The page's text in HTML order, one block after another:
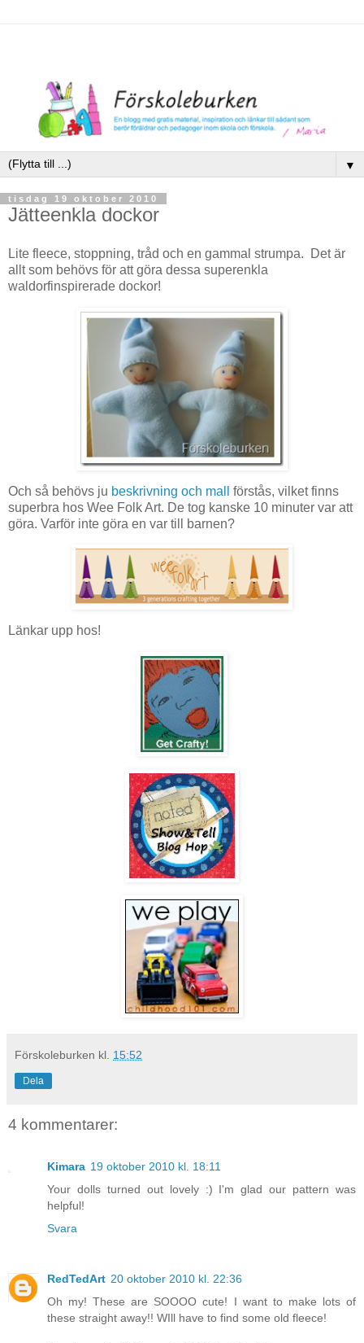
▼
tisdag 19 oktober 2010
Jätteenkla dockor
Lite fleece, stoppning, tråd och en gammal strumpa. Det är
allt som behövs för att göra dessa superenkla
waldorfinspirerade dockor!
Och så behövs ju beskrivning och mall
förstås, vilket finns
superbra hos Wee Folk Art. De tog kanske 10 minuter var att
göra. Varför inte göra en var till barnen?
Länkar upp hos!
Förskoleburken kl. 15:52
Dela
4 kommentarer:
Kimara 19 oktober 2010 kl. 18:11
Your dolls turned out lovely :) I'm glad our pattern was
helpful!
Svara
RedTedArt 20 oktober 2010 kl. 22:36
Oh my! These are SOOOO cute! I want to make lots of
these straight away!! WIll have to find some old fleece!